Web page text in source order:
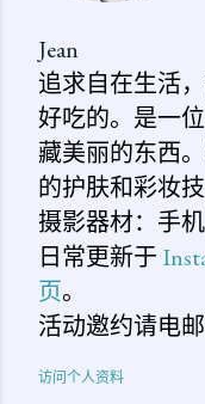
Jean
追求自在生活
好吃的。是一
藏美丽的东西
的护肤和彩妆技
摄影器材：手
日常更新于
页。
活动邀约请电邮
访问个人资料